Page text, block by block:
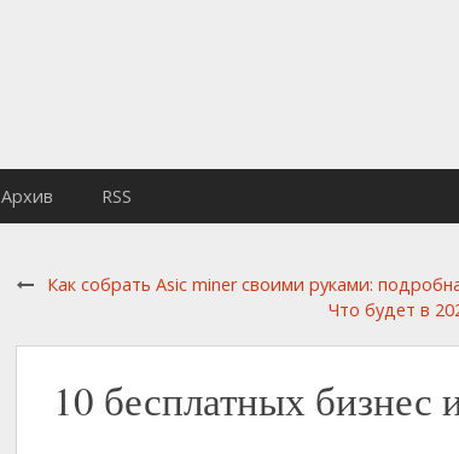
Архив RSS
Как собрать Asic miner своими руками:
Что будет в
10 бесплатных бизнес